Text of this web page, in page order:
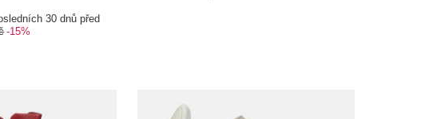
30 dnů před
-15%